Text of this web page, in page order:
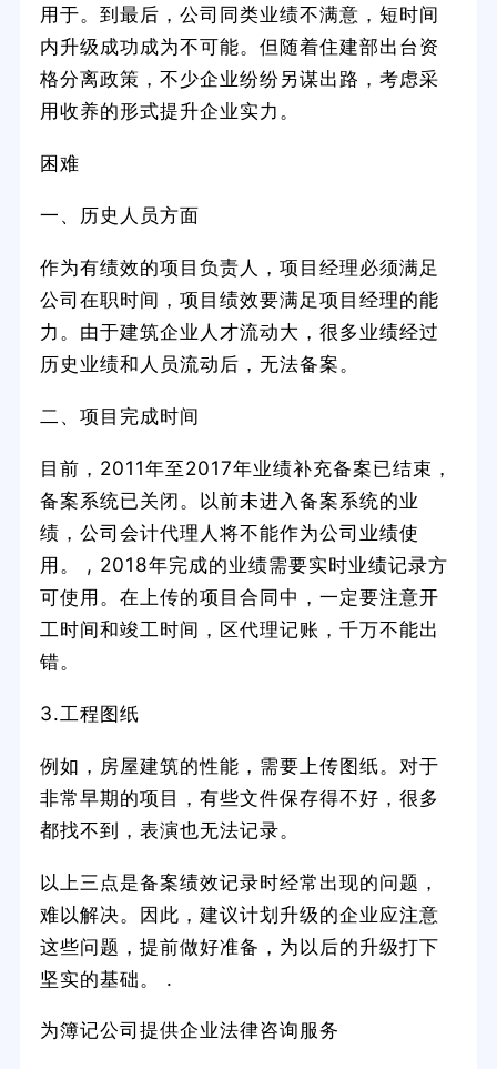
用于。到最后，公司同类业绩不满意，短时间
内升级成功成为不可能。但随着住建部出台资
格分离政策，不少企业纷纷另谋出路，考虑采
用收养的形式提升企业实力。
困难
一、历史人员方面
作为有绩效的项目负责人，项目经理必须满足
公司在职时间，项目绩效要满足项目经理的能
力。由于建筑企业人才流动大，很多业绩经过
历史业绩和人员流动后，无法备案。
二、项目完成时间
目前，2011年至2017年业绩补充备案已结束，
备案系统已关闭。以前未进入备案系统的业
绩，公司会计代理人将不能作为公司业绩使
用。 , 2018年完成的业绩需要实时业绩记录方
可使用。在上传的项目合同中，一定要注意开
工时间和竣工时间，区代理记账，千万不能出
错。
3.工程图纸
例如，房屋建筑的性能，需要上传图纸。对于
非常早期的项目，有些文件保存得不好，很多
都找不到，表演也无法记录。
以上三点是备案绩效记录时经常出现的问题，
难以解决。因此，建议计划升级的企业应注意
这些问题，提前做好准备，为以后的升级打下
坚实的基础。 .
为簿记公司提供企业法律咨询服务